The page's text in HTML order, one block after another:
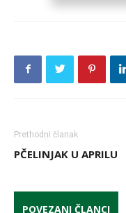
Prethodni članak
PČELINJAK U APRILU
POVEZANI ČLANCI